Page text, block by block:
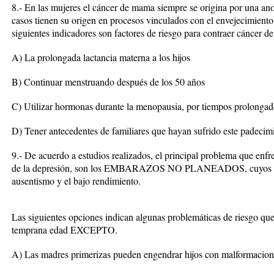
8.- En las mujeres el cáncer de mama siempre se origina por una
casos tienen su origen en procesos vinculados con el
siguientes indicadores son factores de riesgo para contraer cáncer
A) La prolongada lactancia materna a los hijos
B) Continuar menstruando después de los 50 años
C) Utilizar hormonas durante la menopausia, por tiempos
D) Tener antecedentes de familiares que hayan sufrido este
9.- De acuerdo a estudios realizados, el principal problema que
de la depresión, son los EMBARAZOS NO PLANEADOS, cuyos
ausentismo y el bajo rendimiento.
Las siguientes opciones indican algunas problemáticas de riesgo
temprana edad EXCEPTO.
A) Las madres primerizas pueden engendrar hijos con